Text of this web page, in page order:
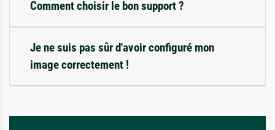
Comment choisir le bon support ?
Je ne suis pas sûr d'avoir configuré mon
image correctement !